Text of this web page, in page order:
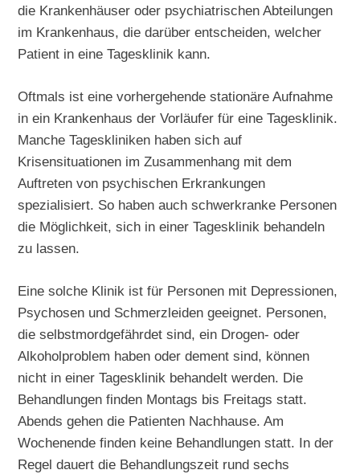
die Krankenhäuser oder psychiatrischen Abteilungen
im Krankenhaus, die darüber entscheiden, welcher
Patient in eine Tagesklinik kann.
Oftmals ist eine vorhergehende stationäre Aufnahme
in ein Krankenhaus der Vorläufer für eine Tagesklinik.
Manche Tageskliniken haben sich auf
Krisensituationen im Zusammenhang mit dem
Auftreten von psychischen Erkrankungen
spezialisiert. So haben auch schwerkranke Personen
die Möglichkeit, sich in einer Tagesklinik behandeln
zu lassen.
Eine solche Klinik ist für Personen mit Depressionen,
Psychosen und Schmerzleiden geeignet. Personen,
die selbstmordgefährdet sind, ein Drogen- oder
Alkoholproblem haben oder dement sind, können
nicht in einer Tagesklinik behandelt werden. Die
Behandlungen finden Montags bis Freitags statt.
Abends gehen die Patienten Nachhause. Am
Wochenende finden keine Behandlungen statt. In der
Regel dauert die Behandlungszeit rund sechs